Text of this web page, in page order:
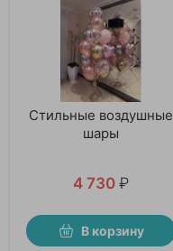
Стильные воздушные
шары
4 730 ₽
В корзину